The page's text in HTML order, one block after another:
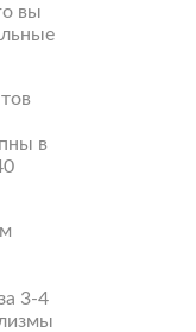
вы
в
3-4